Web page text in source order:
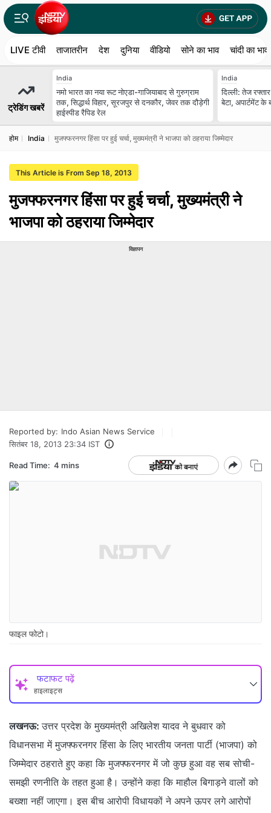
LIVE टीवी ताजातरीन देश दुनिया वीडियो सोने का भाव चांदी का भाव
ट्रेडिंग खबरें
India
नमो भारत का नया रूट नोएडा-गाजियाबाद से गुरुग्राम
तक, सिद्धार्थ विहार, सूरजपुर से दनकौर, जेवर तक दौड़ेगी
हाईस्पीड रैपिड रेल
India
दिल्ली: तेज
बेटा, अपार्टमेंट के
होम India मुजफ्फरनगर हिंसा पर हुई चर्चा, मुख्यमंत्री ने भाजपा को ठहराया जिम्मेदार
This Article is From Sep 18, 2013
मुजफ्फरनगर हिंसा पर हुई चर्चा, मुख्यमंत्री ने
भाजपा को ठहराया जिम्मेदार
विज्ञापन
Reported by: Indo Asian News Service
सितंबर 18, 2013 23:34 IST
Read Time: 4 mins
फाइल फोटो।
फटाफट पढ़ें
हाइलाइट्स
लखनऊ: उत्तर प्रदेश के मुख्यमंत्री अखिलेश यादव ने बुधवार को
विधानसभा में मुजफ्फरनगर हिंसा के लिए भारतीय जनता पार्टी (भाजपा) को
जिम्मेदार ठहराते हुए कहा कि मुजफ्फरनगर में जो कुछ हुआ वह सब सोची-
समझी रणनीति के तहत हुआ है। उन्होंने कहा कि माहौल बिगाड़ने वालों को
बख्शा नहीं जाएगा। इस बीच आरोपी विधायकों ने अपने ऊपर लगे आरोपों